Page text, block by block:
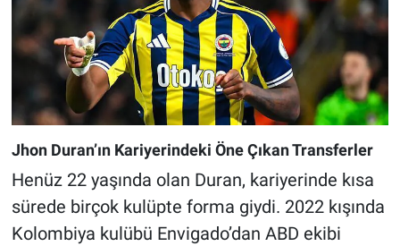
Jhon Duran’ın Kariyerindeki Öne Çıkan Transferler
Henüz 22 yaşında olan Duran, kariyerinde kısa
sürede birçok kulüpte forma giydi. 2022 kışında
Kolombiya kulübü Envigado’dan ABD ekibi